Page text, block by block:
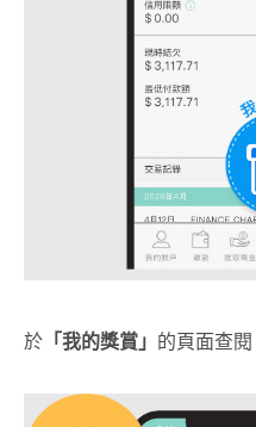
於 「我的獎賞」 的頁面查閱